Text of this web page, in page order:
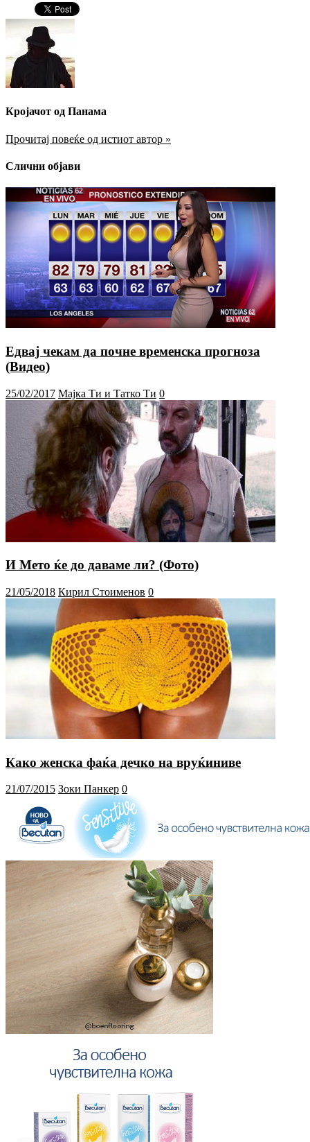
Кројачот од Панама
Прочитај повеќе од истиот автор »
Слични објави
Едвај чекам да почне временска прогноза
(Видео)
25/02/2017 Мајка Ти и Татко Ти 0
И Мето ќе до даваме ли? (Фото)
21/05/2018 Кирил Стоименов 0
Како женска фаќа дечко на вруќиниве
21/07/2015 Зоки Панкер 0